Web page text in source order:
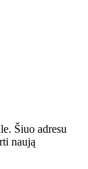
Šiuo adresu
naują